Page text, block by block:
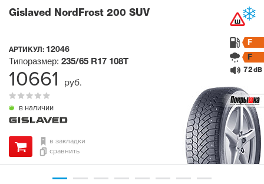
Gislaved NordFrost 200 SUV
АРТИКУЛ: 12046
в наличии
Типоразмер: 235/65 R17 108T
F
F
72 dB
в закладки
сравнить
10661 руб.